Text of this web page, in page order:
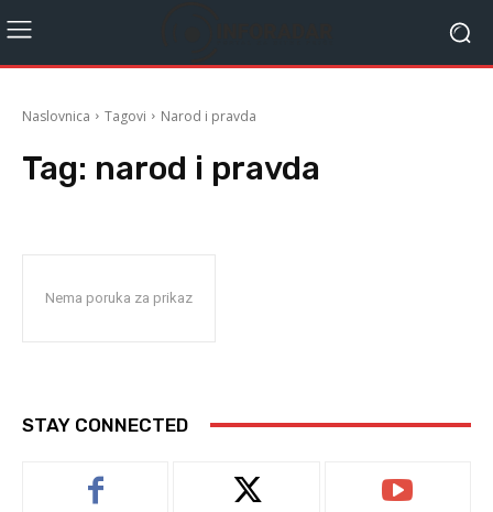
Naslovnica Tagovi Narod i pravda
Tag: narod i pravda
Nema poruka za prikaz
STAY CONNECTED